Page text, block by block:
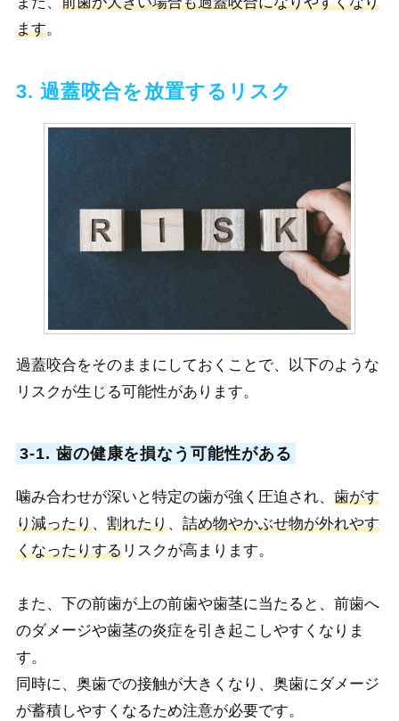
ます。
3. 過蓋咬合を放置するリスク
過蓋咬合をそのままにしておくことで、以下のような
リスクが生じる可能性があります。
3-1. 歯の健康を損なう可能性がある
噛み合わせが深いと特定の歯が強く圧迫され、 歯がす
り減ったり、 割れたり、 詰め物やかぶせ物が外れやす
くなったりするリスクが高まります。
また、下の前歯が上の前歯や歯茎に当たると、前歯へ
のダメージや歯茎の炎症を引き起こしやすくなりま
す。
同時に、奥歯での接触が大きくなり、奥歯にダメージ
が蓄積しやすくなるため注意が必要です。